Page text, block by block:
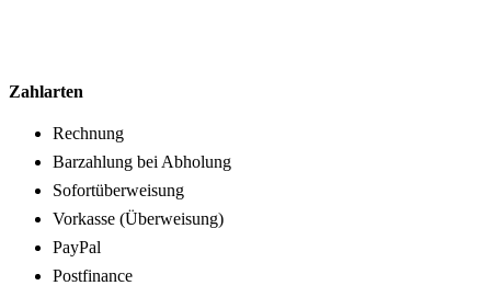
Zahlarten
Rechnung
Barzahlung bei Abholung
Sofortüberweisung
Vorkasse (Überweisung)
PayPal
Postfinance